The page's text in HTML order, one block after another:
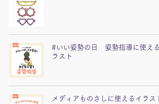
#いい姿勢の日 姿勢指導に使える
ラスト
メディアものさしに使えるイラスト